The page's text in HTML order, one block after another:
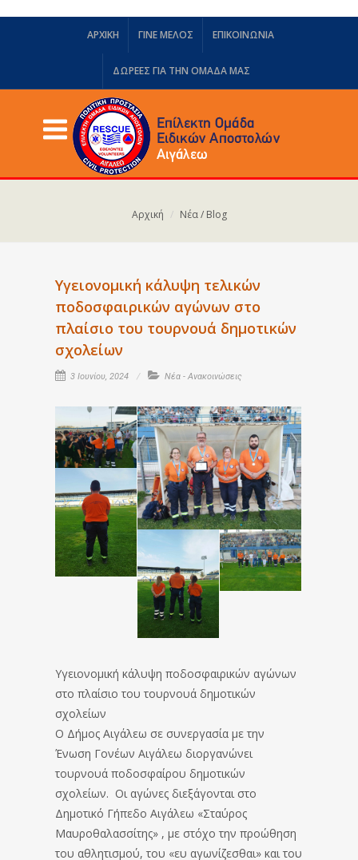
ΑΡΧΙΚΗ ΓΙΝΕ ΜΕΛΟΣ ΕΠΙΚΟΙΝΩΝΙΑ
ΔΩΡΕΈΣ ΓΙΑ ΤΗΝ ΟΜΆΔΑ ΜΑΣ
Αρχική Νέα / Blog
Υγειονομική κάλυψη τελικών
ποδοσφαιρικών αγώνων στο
πλαίσιο του τουρνουά δημοτικών
σχολείων
3 Ιουνίου, 2024 Νέα - Ανακοινώσεις
Υγειονομική κάλυψη ποδοσφαιρικών αγώνων
στο πλαίσιο του τουρνουά δημοτικών
σχολείων
Ο Δήμος Αιγάλεω σε συνεργασία με την
Ένωση Γονέων Αιγάλεω διοργανώνει
τουρνουά ποδοσφαίρου δημοτικών
σχολείων. Οι αγώνες διεξάγονται στο
Δημοτικό Γήπεδο Αιγάλεω «Σταύρος
Μαυροθαλασσίτης» , με στόχο την προώθηση
του αθλητισμού, του «ευ αγωνίζεσθαι» και του